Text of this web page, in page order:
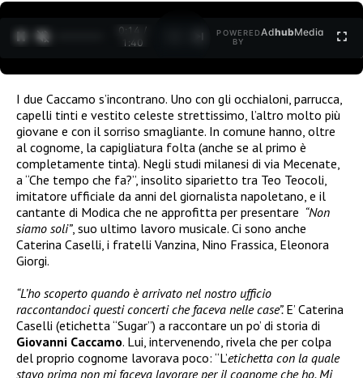
0:15 /
1:40
POWERED
BY
AdhubMedia
I due Caccamo s’incontrano. Uno con gli occhialoni, parrucca,
capelli tinti e vestito celeste strettissimo, l’altro molto più
giovane e con il sorriso smagliante. In comune hanno, oltre
al cognome, la capigliatura folta (anche se al primo è
completamente tinta). Negli studi milanesi di via Mecenate,
a “Che tempo che fa?”, insolito siparietto tra Teo Teocoli,
imitatore ufficiale da anni del giornalista napoletano, e il
cantante di Modica che ne approfitta per presentare “Non
siamo soli”, suo ultimo lavoro musicale. Ci sono anche
Caterina Caselli, i fratelli Vanzina, Nino Frassica, Eleonora
Giorgi.
“L’ho scoperto quando è arrivato nel nostro ufficio
raccontandoci questi concerti che faceva nelle case”. E’ Caterina
Caselli (etichetta “Sugar”) a raccontare un po’ di storia di
Giovanni Caccamo. Lui, intervenendo, rivela che per colpa
del proprio cognome lavorava poco: “L’etichetta con la quale
stavo prima non mi faceva lavorare per il cognome che ho. Mi